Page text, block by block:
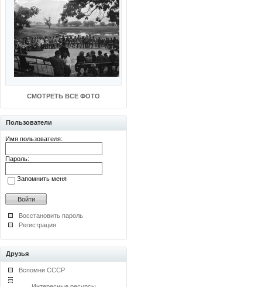
СМОТРЕТЬ ВСЕ ФОТО
Пользователи
Имя пользователя:
Пароль:
Запомнить меня
Восстановить пароль
Регистрация
Друзья
Вспомни СССР